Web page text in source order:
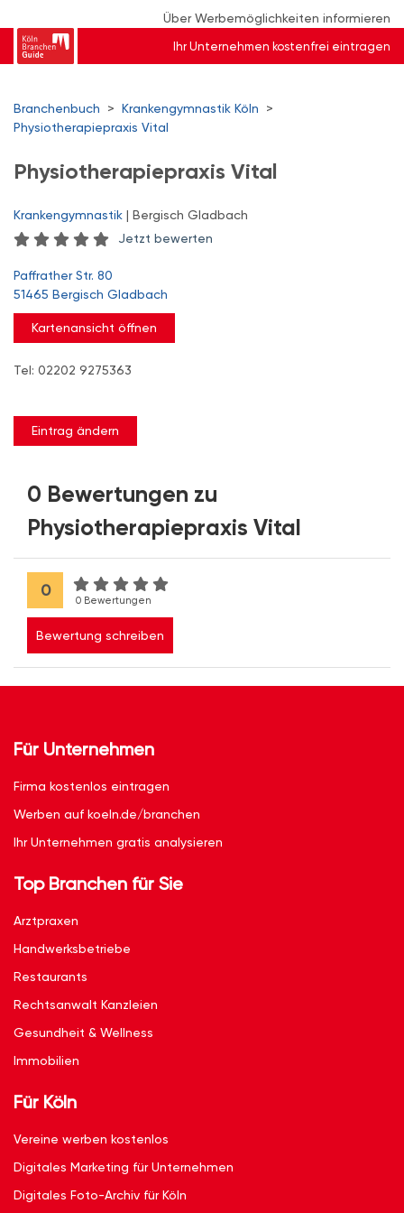
Über Werbemöglichkeiten informieren
Ihr Unternehmen kostenfrei eintragen
Branchenbuch > Krankengymnastik Köln
>
Physiotherapiepraxis Vital
Physiotherapiepraxis Vital
Krankengymnastik | Bergisch Gladbach
Jetzt bewerten
Paffrather Str. 80
51465 Bergisch Gladbach
Kartenansicht öffnen
Tel: 02202 9275363
Eintrag ändern
0 Bewertungen zu
Physiotherapiepraxis Vital
0
0 Bewertungen
Bewertung schreiben
Für Unternehmen
Firma kostenlos eintragen
Werben auf koeln.de/branchen
Ihr Unternehmen gratis analysieren
Top Branchen für Sie
Arztpraxen
Handwerksbetriebe
Restaurants
Rechtsanwalt Kanzleien
Gesundheit & Wellness
Immobilien
Für Köln
Vereine werben kostenlos
Digitales Marketing für Unternehmen
Digitales Foto-Archiv für Köln